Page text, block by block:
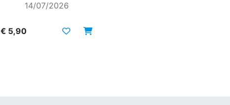
14/07/2026
€ 5,90